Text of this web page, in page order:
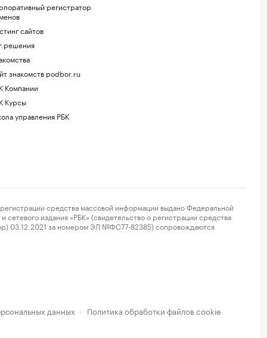
регистратор
сайтов
знакомств podbor.ru
Компании
Курсы
управления РБК
средства массовой информации выдано Федеральной
издания «РБК» (свидетельство о регистрации средства
03.12.2021 за номером ЭЛ №ФС77-82385) сопровождаются
данных · Политика обработки файлов cookie